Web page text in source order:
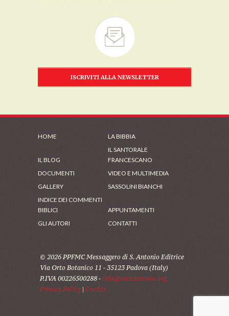
ISCRIVITI ALLA NEWSLETTER
HOME LA BIBBIA
IL BLOG
IL SANTORALE
FRANCESCANO
DOCUMENTI
VIDEO E MULTIMEDIA
GALLERY
SASSOLINI BIANCHI
INDICE DEI COMMENTI
BIBLICI
APPUNTAMENTI
GLI AUTORI
CONTATTI
© 2026 PPFMC Messaggero di S. Antonio Editrice
Via Orto Botanico 11 - 35123 Padova (Italy)
P.IVA 00226500288 - info@santantonio.org
Privacy Policy| Credits